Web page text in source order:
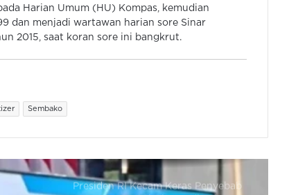
Harian Umum (HU) Kompas, kemudian
dan menjadi wartawan harian sore Sinar
2015, saat koran sore ini bangkrut.
Sembako
dan Deklarasi Pelajar Anti Tawuran
Lifter Indonesia Asal Kota Serang
Bima Mendidik Anaknya Jadi
Presiden RI Kecam Keras Penyebab